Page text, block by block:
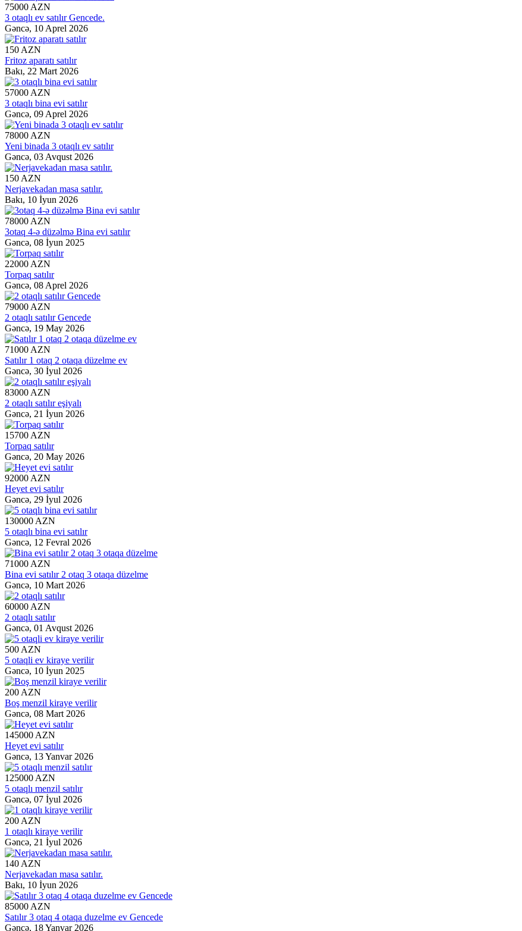
75000 AZN
3 otaqlı ev satılır Gencede.
Gəncə, 10 Aprel 2026
150 AZN
Fritoz aparatı satılır
Bakı, 22 Mart 2026
57000 AZN
3 otaqlı bina evi satılır
Gəncə, 09 Aprel 2026
78000 AZN
Yeni binada 3 otaqlı ev satılır
Gəncə, 03 Avqust 2026
150 AZN
Nerjavekadan masa satılır.
Bakı, 10 İyun 2026
78000 AZN
3otaq 4-ə düzəlmə Bina evi satılır
Gəncə, 08 İyun 2025
22000 AZN
Torpaq satılır
Gəncə, 08 Aprel 2026
79000 AZN
2 otaqlı satılır Gencede
Gəncə, 19 May 2026
71000 AZN
Satılır 1 otaq 2 otaqa düzelme ev
Gəncə, 30 İyul 2026
83000 AZN
2 otaqlı satılır eşiyalı
Gəncə, 21 İyun 2026
15700 AZN
Torpaq satılır
Gəncə, 20 May 2026
92000 AZN
Heyet evi satılır
Gəncə, 29 İyul 2026
130000 AZN
5 otaqlı bina evi satılır
Gəncə, 12 Fevral 2026
71000 AZN
Bina evi satılır 2 otaq 3 otaqa düzelme
Gəncə, 10 Mart 2026
60000 AZN
2 otaqlı satılır
Gəncə, 01 Avqust 2026
500 AZN
5 otaqli ev kiraye verilir
Gəncə, 10 İyun 2025
200 AZN
Boş menzil kiraye verilir
Gəncə, 08 Mart 2026
145000 AZN
Heyet evi satılır
Gəncə, 13 Yanvar 2026
125000 AZN
5 otaqlı menzil satılır
Gəncə, 07 İyul 2026
200 AZN
1 otaqlı kiraye verilir
Gəncə, 21 İyul 2026
140 AZN
Nerjavekadan masa satılır.
Bakı, 10 İyun 2026
85000 AZN
Satılır 3 otaq 4 otaqa duzelme ev Gencede
Gəncə, 18 Yanvar 2026